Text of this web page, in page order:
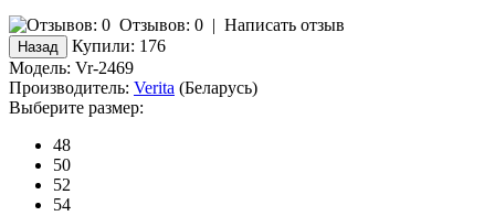
Отзывов: 0 | Написать отзыв
Купили: 176
Модель: Vr-2469
Производитель: Verita (Беларусь)
Выберите размер:
48
50
52
54